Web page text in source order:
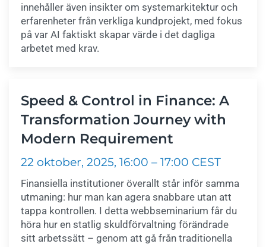
innehåller även insikter om systemarkitektur och
erfarenheter från verkliga kundprojekt, med fokus
på var AI faktiskt skapar värde i det dagliga
arbetet med krav.
Speed & Control in Finance: A
Transformation Journey with
Modern Requirement
22 oktober, 2025, 16:00 – 17:00 CEST
Finansiella institutioner överallt står inför samma
utmaning: hur man kan agera snabbare utan att
tappa kontrollen. I detta webbseminarium får du
höra hur en statlig skuldförvaltning förändrade
sitt arbetssätt – genom att gå från traditionella